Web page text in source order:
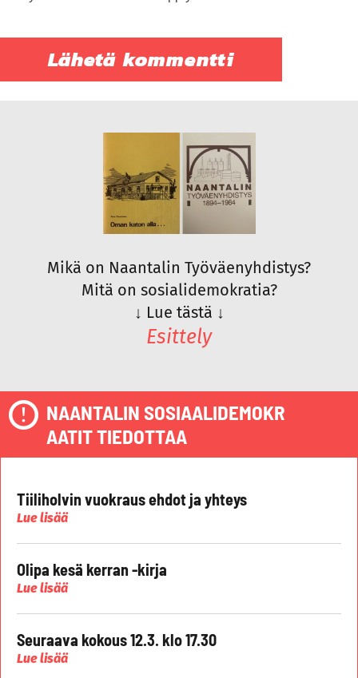
Mikä on Naantalin Työväenyhdistys?
Mitä on sosialidemokratia?
↓ Lue tästä ↓
Esittely
NAANTALIN SOSIAALIDEMOKR
AATIT TIEDOTTAA
Tiiliholvin vuokraus ehdot ja yhteys
Lue lisää
Olipa kesä kerran -kirja
Lue lisää
Seuraava kokous 12.3. klo 17.30
Lue lisää